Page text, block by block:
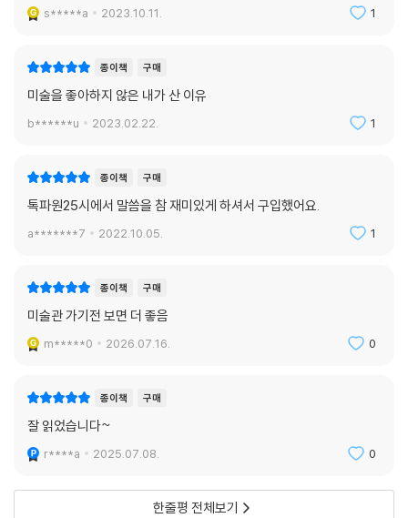
요.
s*****a 2023.10.11. 1
종이책 구매
미술을 좋아하지 않은 내가 산 이유
b******u 2023.02.22. 1
종이책 구매
톡파원25시에서 말씀을 참 재미있게 하셔서 구입했어요.
a*******7 2022.10.05. 1
종이책 구매
미술관 가기전 보면 더 좋음
m*****0 2026.07.16. 0
종이책 구매
잘 읽었습니다~
r****a 2025.07.08. 0
한줄평 전체보기